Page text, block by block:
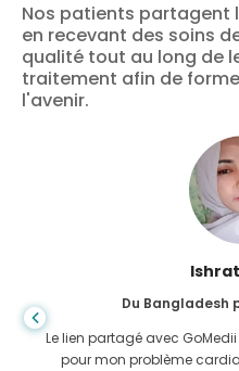
Nos patients partagent
en recevant des soins
qualité tout au long de
traitement afin de
l'avenir.
Du Bangladesh
Le lien partagé avec
pour mon problème